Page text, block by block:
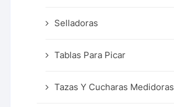
Selladoras
Tablas Para Picar
Tazas Y Cucharas Medidoras